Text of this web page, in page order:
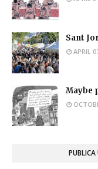
Sant
APRIL
Maybe